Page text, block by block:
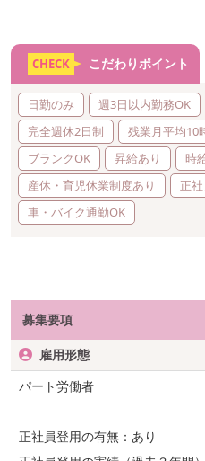
CHECK こだわりポイント
日勤のみ 週3日以内勤務OK
完全週休2日制
残業月平均10
ブランクOK
昇給あり
時
産休・育児休業制度あり
正
車・バイク通勤OK
募集要項
雇用形態
パート労働者
正社員登用の有無：あり